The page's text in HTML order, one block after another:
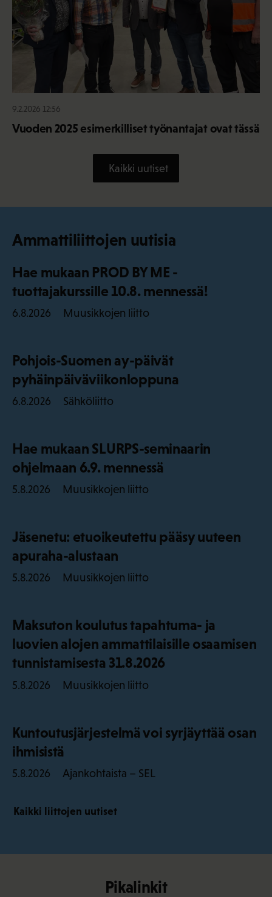
9.2.2026 12:56
Vuoden 2025 esimerkilliset työnantajat ovat tässä
Kaikki uutiset
Ammattiliittojen uutisia
Hae mukaan PROD BY ME -
tuottajakurssille 10.8. mennessä!
6.8.2026 Muusikkojen liitto
Pohjois-Suomen ay-päivät
pyhäinpäiväviikonloppuna
6.8.2026 Sähköliitto
Hae mukaan SLURPS-seminaarin
ohjelmaan 6.9. mennessä
5.8.2026 Muusikkojen liitto
Jäsenetu: etuoikeutettu pääsy uuteen
apuraha-alustaan
5.8.2026 Muusikkojen liitto
Maksuton koulutus tapahtuma- ja
luovien alojen ammattilaisille osaamisen
tunnistamisesta 31.8.2026
5.8.2026 Muusikkojen liitto
Kuntoutusjärjestelmä voi syrjäyttää osan
ihmisistä
5.8.2026 Ajankohtaista – SEL
Kaikki liittojen uutiset
Pikalinkit